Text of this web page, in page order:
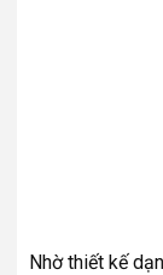
Nhờ thiết kế